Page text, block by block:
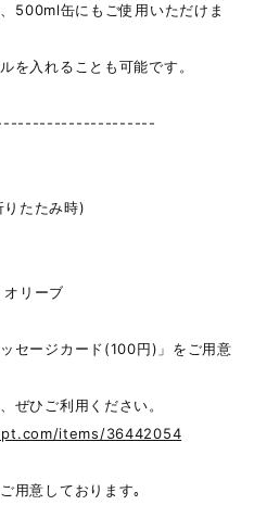
500ml缶にもご使用いただけま
を入れることも可能です。
たたみ時)
リーブ
セージカード(100円)」をご用意
ぜひご利用ください。
items/36442054
用意しております｡